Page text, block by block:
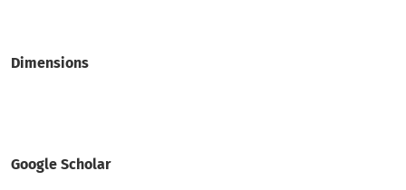
Dimensions
Google Scholar